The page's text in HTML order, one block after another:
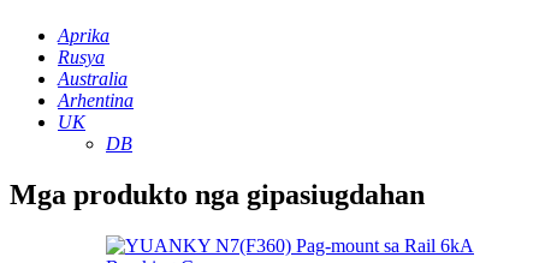
Aprika
Rusya
Australia
Arhentina
UK
DB
Mga produkto nga gipasiugdahan